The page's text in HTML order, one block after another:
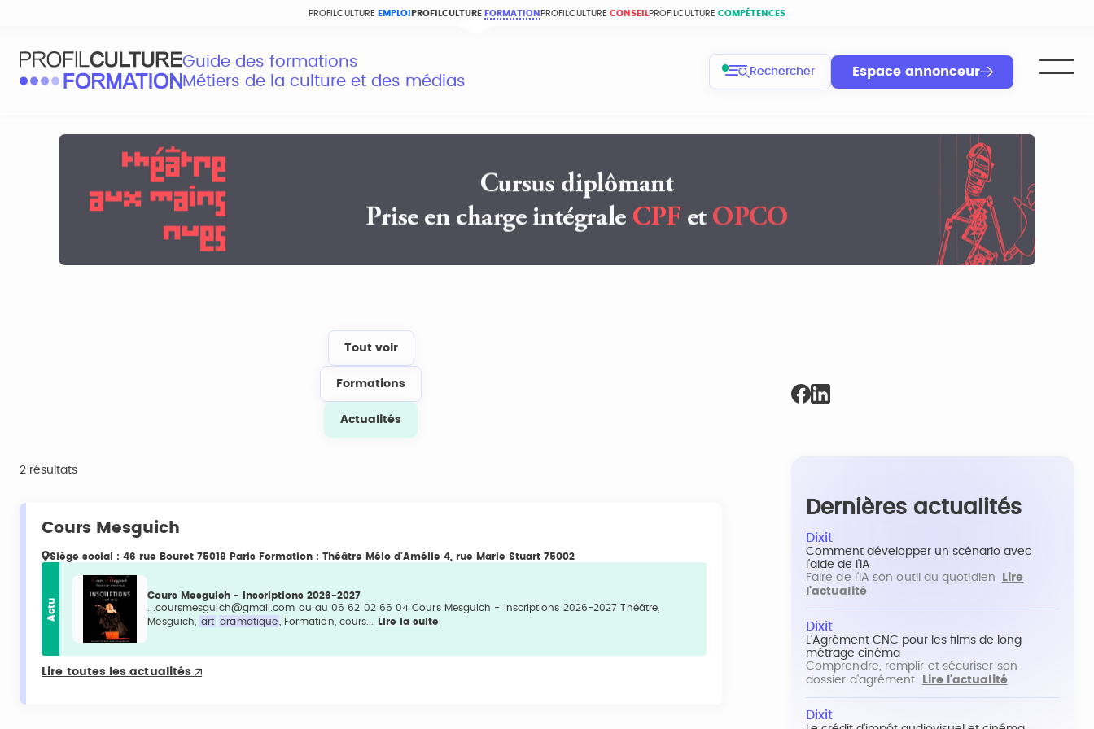
PROFILCULTURE EMPLOI PROFILCULTURE FORMATION PROFILCULTURE CONSEIL PROFILCULTURE COMPÉTENCES
Guide des formations
Métiers de la culture et des médias
Rechercher Espace annonceur
Tout voir
Formations
Actualités
2 résultats
Cours Mesguich
Siège social : 46 rue Bouret 75019 Paris Formation : Théâtre Mélo d'Amélie 4, rue Marie Stuart 75002
Actu
Cours Mesguich - Inscriptions 2026-2027
...coursmesguich@gmail.com ou au 06 62 02 66 04 Cours Mesguich - Inscriptions 2026-2027 Théâtre,
Mesguich,
art dramatique , Formation, cours... Lire la suite
Lire toutes les actualités
Dernières actualités
Dixit
Comment développer un scénario avec
l'aide de l'IA
Faire de l'IA son outil au quotidien
Lire
l'actualité
Dixit
L'Agrément CNC pour les films de long
métrage cinéma
Comprendre, remplir et sécuriser son
dossier d'agrément
Lire l'actualité
Dixit